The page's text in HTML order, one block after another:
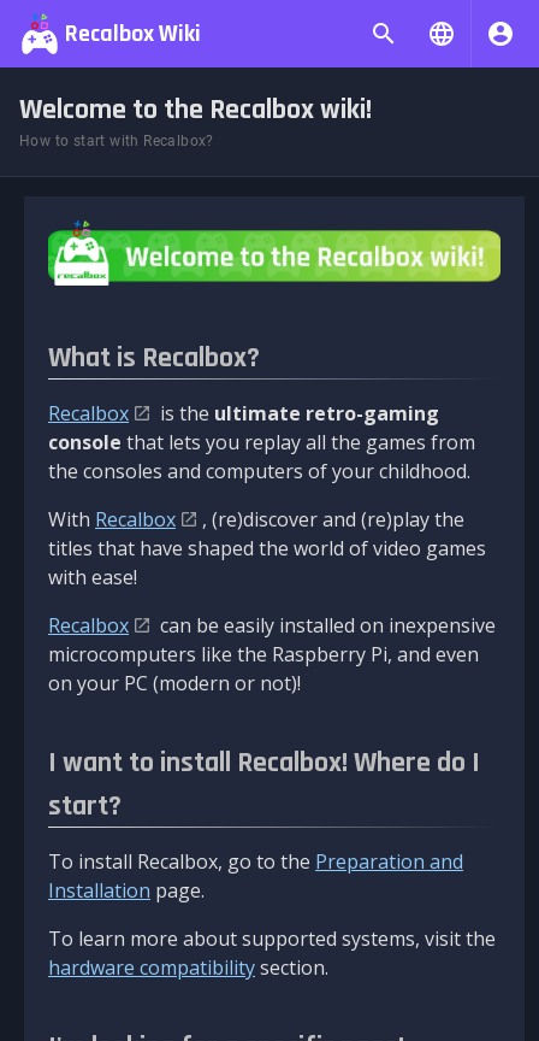
Recalbox Wiki
Welcome to the Recalbox wiki!
How to start with Recalbox?
What is Recalbox?
Recalbox is the ultimate retro-gaming
console that lets you replay all the games from
the consoles and computers of your childhood.
With Recalbox
, (re)discover and (re)play the
titles that have shaped the world of video games
with ease!
Recalbox
can be easily installed on inexpensive
microcomputers like the Raspberry Pi, and even
on your PC (modern or not)!
I want to install Recalbox! Where do I
start?
To install Recalbox, go to the Preparation and
Installation page.
To learn more about supported systems, visit the
hardware compatibilitysection.